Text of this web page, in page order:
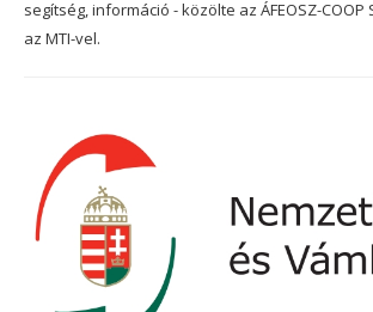
segítség, információ - közölte az ÁFEOSZ-
az MTI-vel.